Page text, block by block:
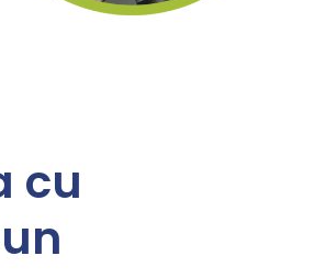
cu